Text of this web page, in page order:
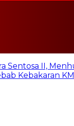
Sentosa II,
Kebakaran